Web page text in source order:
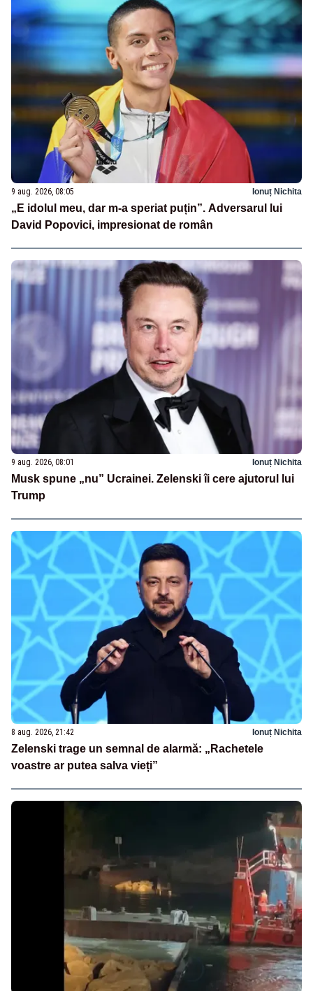
9 aug. 2026, 08:05 Ionuț Nichita
„E idolul meu, dar m-a speriat puțin”. Adversarul lui
David Popovici, impresionat de român
9 aug. 2026, 08:01 Ionuț Nichita
Musk spune „nu” Ucrainei. Zelenski îi cere ajutorul lui
Trump
8 aug. 2026, 21:42 Ionuț Nichita
Zelenski trage un semnal de alarmă: „Rachetele
voastre ar putea salva vieți”